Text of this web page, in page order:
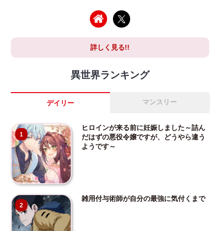
詳しく見る!!
異世界ランキング
デイリー マンスリー
1
ヒロインが来る前に妊娠しました～詰ん
だはずの悪役令嬢ですが、どうやら違う
ようです～
2
雑用付与術師が自分の最強に気付くまで